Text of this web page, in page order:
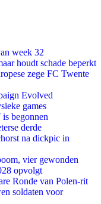
week 32
houdt schade beperkt
zege FC Twente
Evolved
games
begonnen
derde
na dickpic in
vier gewonden
opvolgt
Ronde van Polen-rit
soldaten voor